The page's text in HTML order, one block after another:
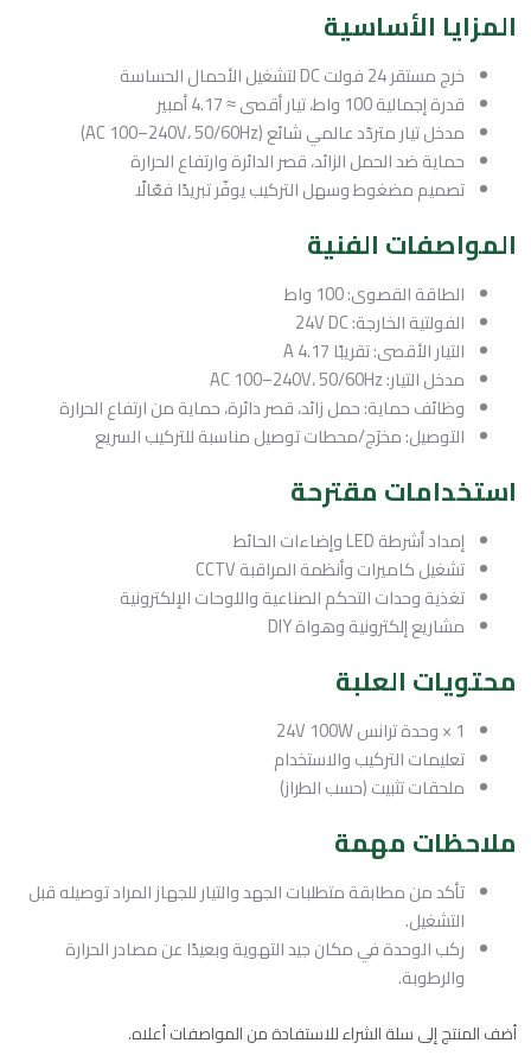
المزايا الأساسية
خرج مستقر 24 فولت DC لتشغيل الأحمال الحساسة
قدرة إجمالية 100 واط، تيار أقصى ≈ 4.17 أمبير
مدخل تيار متردّد عالمي شائع (AC 100–240V، 50/60Hz)
حماية ضد الحمل الزائد، قصر الدائرة وارتفاع الحرارة
تصميم مضغوط وسهل التركيب يوفّر تبريدًا فعّالًا
المواصفات الفنية
الطاقة القصوى: 100 واط
الفولتية الخارجة: 24V DC
التيار الأقصى: تقريبًا 4.17 A
مدخل التيار: AC 100–240V، 50/60Hz
وظائف حماية: حمل زائد، قصر دائرة، حماية من ارتفاع الحرارة
التوصيل: مخرَج/محطات توصيل مناسبة للتركيب السريع
استخدامات مقترحة
إمداد أشرطة LED وإضاءات الحائط
تشغيل كاميرات وأنظمة المراقبة CCTV
تغذية وحدات التحكم الصناعية واللوحات الإلكترونية
مشاريع إلكترونية وهواة DIY
محتويات العلبة
1 × وحدة ترانس 24V 100W
تعليمات التركيب والاستخدام
ملحقات تثبيت (حسب الطراز)
ملاحظات مهمة
تأكد من مطابقة متطلبات الجهد والتيار للجهاز المراد توصيله قبل
التشغيل.
ركب الوحدة في مكان جيد التهوية وبعيدًا عن مصادر الحرارة
والرطوبة.
أضف المنتج إلى سلة الشراء للاستفادة من المواصفات أعلاه.